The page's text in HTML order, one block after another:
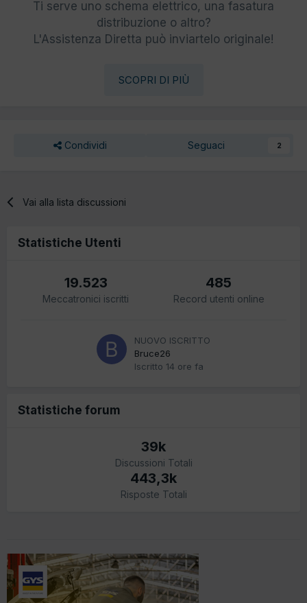
Ti serve uno schema elettrico, una fasatura
distribuzione o altro?
L'Assistenza Diretta può inviartelo originale!
SCOPRI DI PIÙ
Condividi Seguaci 2
Vai alla lista discussioni
Statistiche Utenti
19.523
Meccatronici iscritti
485
Record utenti online
NUOVO ISCRITTO
Bruce26
Iscritto 14 ore fa
Statistiche forum
39k
Discussioni Totali
443,3k
Risposte Totali